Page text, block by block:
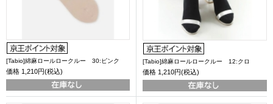
[Tabio]綿麻ロールロークルー 30:ピンク
価格 1,210円(税込)
[Tabio]綿麻ロールロークルー 12:クロ
価格 1,210円(税込)